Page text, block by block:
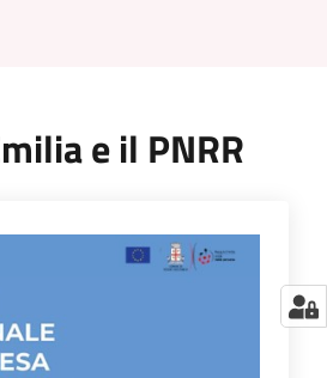
e il PNRR